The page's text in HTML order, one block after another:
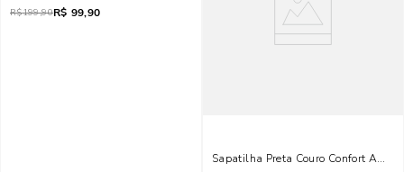
R$199,90R$ 99,90
Sapatilha Preta Couro Confort